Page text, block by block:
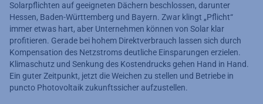
Solarpflichten auf geeigneten Dächern beschlossen, darunter
Hessen, Baden-Württemberg und Bayern. Zwar klingt „Pflicht“
immer etwas hart, aber Unternehmen können von Solar klar
profitieren. Gerade bei hohem Direktverbrauch lassen sich durch
Kompensation des Netzstroms deutliche Einsparungen erzielen.
Klimaschutz und Senkung des Kostendrucks gehen Hand in Hand.
Ein guter Zeitpunkt, jetzt die Weichen zu stellen und Betriebe in
puncto Photovoltaik zukunftssicher aufzustellen.